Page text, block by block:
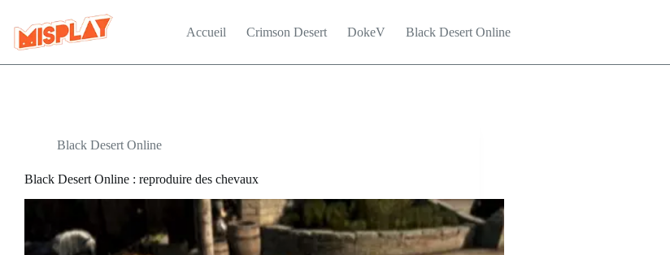
contenu
Accueil Crimson Desert DokeV Black Desert Online
Black Desert Online
Black Desert Online : reproduire des chevaux